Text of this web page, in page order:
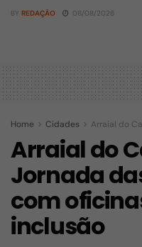
BY REDAÇÃO 08/08/2026
Home Cidades Arraial do
Arraial do
Jornada
com
inclusão